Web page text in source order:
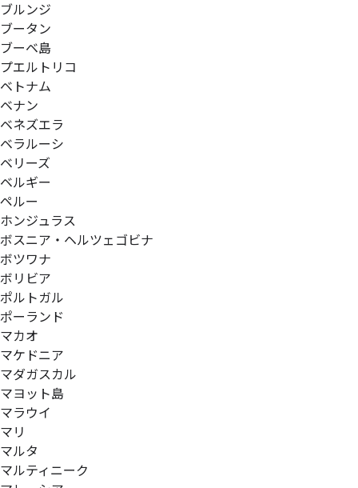
ブルンジ
ブータン
ブーベ島
プエルトリコ
ベトナム
ベナン
ベネズエラ
ベラルーシ
ベリーズ
ベルギー
ペルー
ホンジュラス
ボスニア・ヘルツェゴビナ
ボツワナ
ボリビア
ポルトガル
ポーランド
マカオ
マケドニア
マダガスカル
マヨット島
マラウイ
マリ
マルタ
マルティニーク